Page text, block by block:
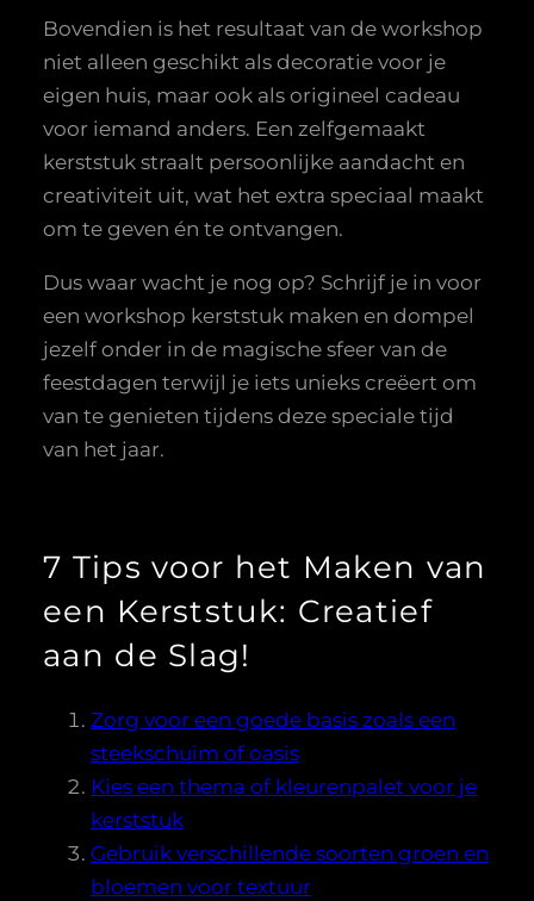
Bovendien is het resultaat van de workshop
niet alleen geschikt als decoratie voor je
eigen huis, maar ook als origineel cadeau
voor iemand anders. Een zelfgemaakt
kerststuk straalt persoonlijke aandacht en
creativiteit uit, wat het extra speciaal maakt
om te geven én te ontvangen.
Dus waar wacht je nog op? Schrijf je in voor
een workshop kerststuk maken en dompel
jezelf onder in de magische sfeer van de
feestdagen terwijl je iets unieks creëert om
van te genieten tijdens deze speciale tijd
van het jaar.
7 Tips voor het Maken van
een Kerststuk: Creatief
aan de Slag!
Zorg voor een goede basis zoals een
steekschuim of oasis
Kies een thema of kleurenpalet voor je
kerststuk
Gebruik verschillende soorten groen en
bloemen voor textuur